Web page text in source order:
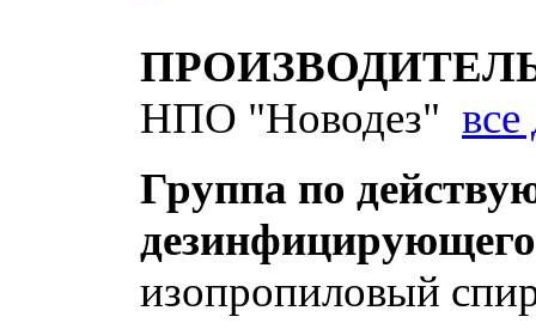
ПРОИЗВОДИТЕЛЬ
НПО "Новодез" все
Группа по
изопропиловый